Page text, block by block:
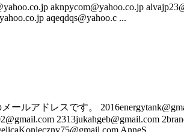
aknpycom@yahoo.co.jp
aqeqdqs@yahoo.c ...
ールアドレスです。
2313jukahgeb@gmail.com
AnneS ...